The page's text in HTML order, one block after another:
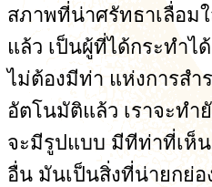
สภาพที่น่าศรัทธาเลื่อม
แล้ว เป็นผู้ที่ได้กระทำไ
ไม่ต้องมีท่า แห่งการสำ
อัตโนมัติแล้ว เราจะทำ
จะมีรูปแบบ มีทีท่าที่เห็
อื่น มันเป็นสิ่งที่น่ายกย่อ